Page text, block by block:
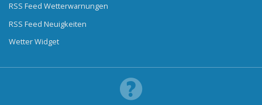
RSS Feed Wetterwarnungen
RSS Feed Neuigkeiten
Wetter Widget